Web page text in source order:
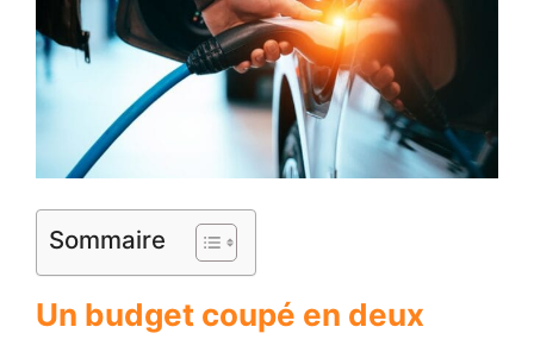
Sommaire
Un budget coupé en deux